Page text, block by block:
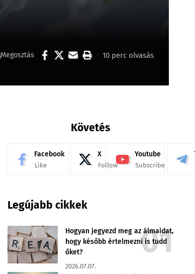
Megosztás 10 perc olvasás
Követés
Facebook
Like
X
Follow
Youtube
Subscribe
Legújabb cikkek
Hogyan jegyezd meg az álmaidat,
hogy később értelmezni is tudd
őket?
2026.07.07.